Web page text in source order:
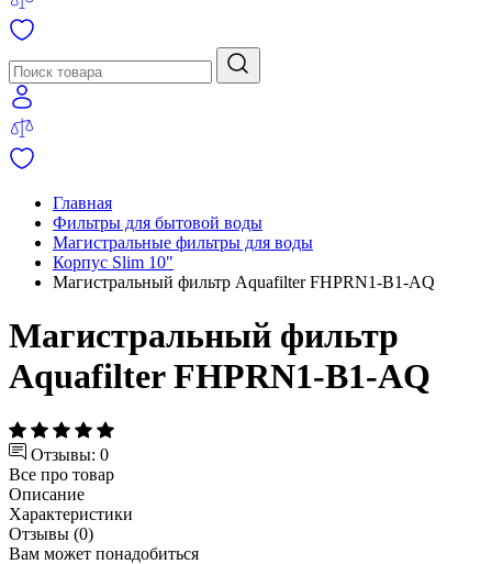
Главная
Фильтры для бытовой воды
Магистральные фильтры для воды
Корпус Slim 10"
Магистральный фильтр Aquafilter FHPRN1-B1-AQ
Магистральный фильтр
Aquafilter FHPRN1-B1-AQ
Отзывы: 0
Все про товар
Описание
Характеристики
Отзывы (0)
Вам может понадобиться